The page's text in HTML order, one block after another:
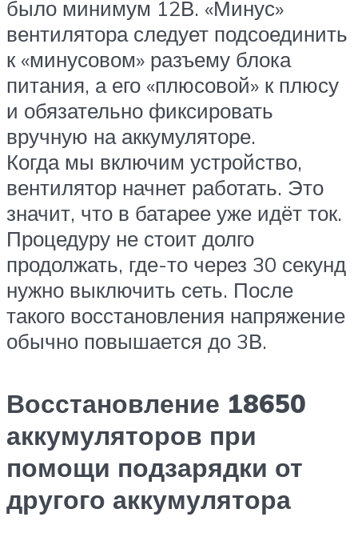
было минимум 12В. «Минус»
вентилятора следует подсоединить
к «минусовом» разъему блока
питания, а его «плюсовой» к плюсу
и обязательно фиксировать
вручную на аккумуляторе.
Когда мы включим устройство,
вентилятор начнет работать. Это
значит, что в батарее уже идёт ток.
Процедуру не стоит долго
продолжать, где-то через 30 секунд
нужно выключить сеть. После
такого восстановления напряжение
обычно повышается до 3В.
Восстановление 18650
аккумуляторов при
помощи подзарядки от
другого аккумулятора